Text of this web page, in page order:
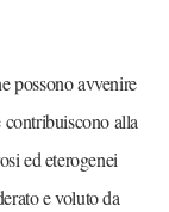
possono avvenire
alla
ed eterogenei
e voluto da